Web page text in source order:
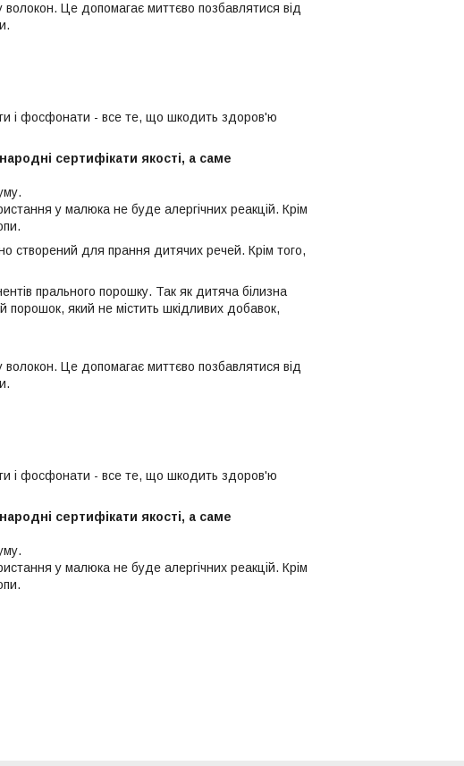
Це допомагає миттєво позбавлятися від
і фосфонати - все те, що шкодить здоров'ю
сертифікати якості, а саме
у малюка не буде алергічних реакцій. Крім
створений для прання дитячих речей. Крім того,
прального порошку. Так як дитяча білизна
порошок, який не містить шкідливих добавок,
Це допомагає миттєво позбавлятися від
і фосфонати - все те, що шкодить здоров'ю
сертифікати якості, а саме
у малюка не буде алергічних реакцій. Крім